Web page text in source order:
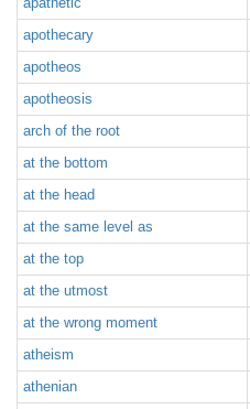
apothecary
apotheos
apotheosis
arch of the root
at the bottom
at the head
at the same level as
at the top
at the utmost
at the wrong moment
atheism
athenian